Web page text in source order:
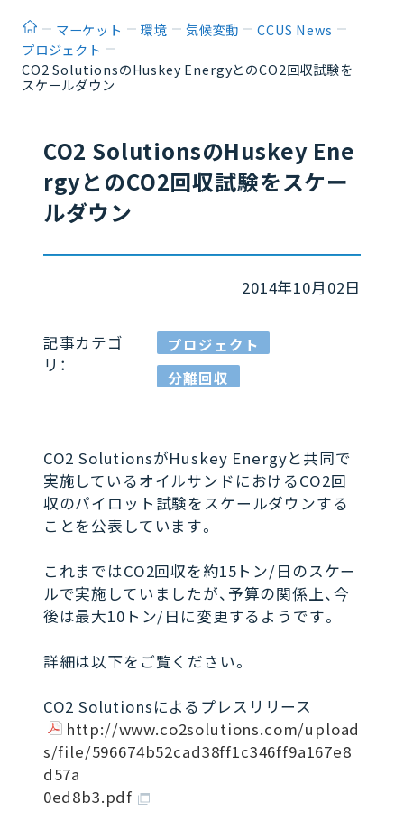
ホームマーケット 環境 気候変動
CCUS News
プロジェクト
CO2 SolutionsのHuskey EnergyとのCO2回収試験を
スケールダウン
CO2 SolutionsのHuskey Ene
rgyとのCO2回収試験をスケー
ルダウン
2014年10月02日
記事カテゴ
リ：
プロジェクト
分離回収
CO2 SolutionsがHuskey Energyと共同で
実施しているオイルサンドにおけるCO2回
収のパイロット試験をスケールダウンする
ことを公表しています。
これまではCO2回収を約15トン/日のスケー
ルで実施していましたが、予算の関係上、今
後は最大10トン/日に変更するようです。
詳細は以下をご覧ください。
CO2 Solutionsによるプレスリリース
http://www.co2solutions.com/upload
s/file/596674b52cad38ff1c346ff9a167e8
d57a
0ed8b3.pdf